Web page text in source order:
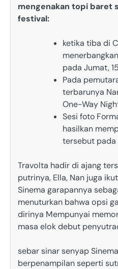
mengenakan topi baret
festival:
ketika tiba di
pada Jumat,
Pada
terbarunya
One-Way
Sesi foto
hasilkan
tersebut pada
Travolta hadir di ajang
putrinya, Ella, Nan juga
Sinema garapannya
menuturkan bahwa opsi
dirinya Mempunyai
masa elok debut
sebar sinar senyap
berpenampilan seperti